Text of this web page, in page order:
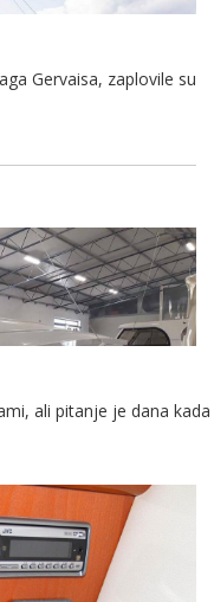
Gervaisa, zaplovile su
ali pitanje je dana kada